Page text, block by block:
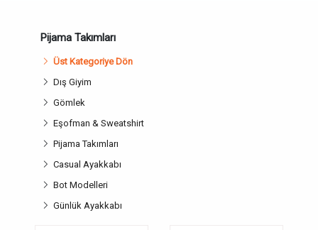
Pijama Takımları
Üst Kategoriye Dön
Dış Giyim
Gömlek
Eşofman & Sweatshirt
Pijama Takımları
Casual Ayakkabı
Bot Modelleri
Günlük Ayakkabı